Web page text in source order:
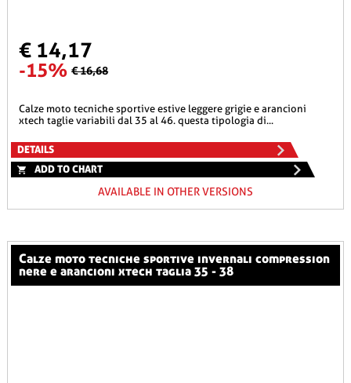
€ 14,17
-15% € 16,68
calze moto tecniche sportive estive leggere grigie e arancioni
xtech taglie variabili dal 35 al 46. questa tipologia di...
DETAILS
ADD TO CHART
AVAILABLE IN OTHER VERSIONS
calze moto tecniche sportive invernali compression
nere e arancioni xtech taglia 35 - 38